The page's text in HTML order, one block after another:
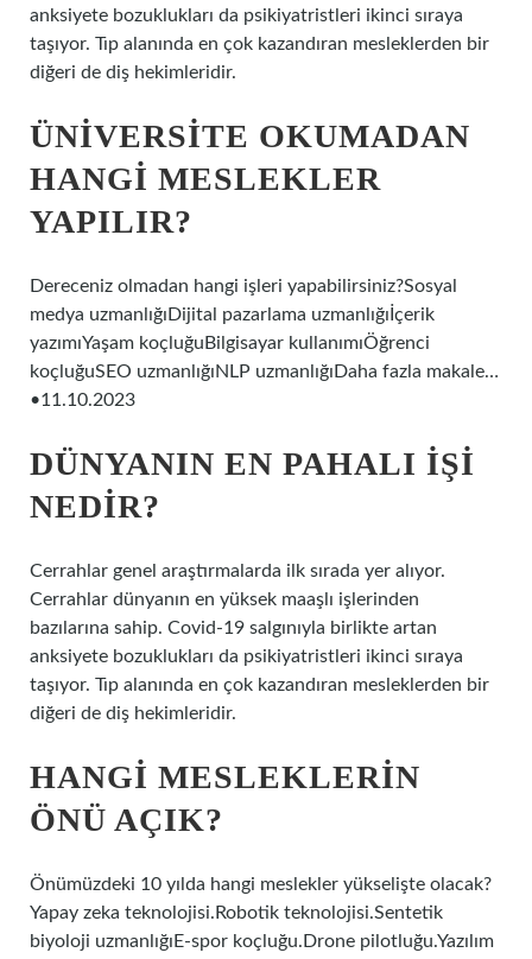
anksiyete bozuklukları da psikiyatristleri ikinci sıraya
taşıyor. Tıp alanında en çok kazandıran mesleklerden bir
diğeri de diş hekimleridir.
ÜNIVERSITE OKUMADAN
HANGI MESLEKLER
YAPILIR?
Dereceniz olmadan hangi işleri yapabilirsiniz?Sosyal
medya uzmanlığıDijital pazarlama uzmanlığıİçerik
yazımıYaşam koçluğuBilgisayar kullanımıÖğrenci
koçluğuSEO uzmanlığıNLP uzmanlığıDaha fazla makale…
•11.10.2023
DÜNYANIN EN PAHALI IŞI
NEDIR?
Cerrahlar genel araştırmalarda ilk sırada yer alıyor.
Cerrahlar dünyanın en yüksek maaşlı işlerinden
bazılarına sahip. Covid-19 salgınıyla birlikte artan
anksiyete bozuklukları da psikiyatristleri ikinci sıraya
taşıyor. Tıp alanında en çok kazandıran mesleklerden bir
diğeri de diş hekimleridir.
HANGI MESLEKLERIN
ÖNÜ AÇIK?
Önümüzdeki 10 yılda hangi meslekler yükselişte olacak?
Yapay zeka teknolojisi.Robotik teknolojisi.Sentetik
biyoloji uzmanlığıE-spor koçluğu.Drone pilotluğu.Yazılım